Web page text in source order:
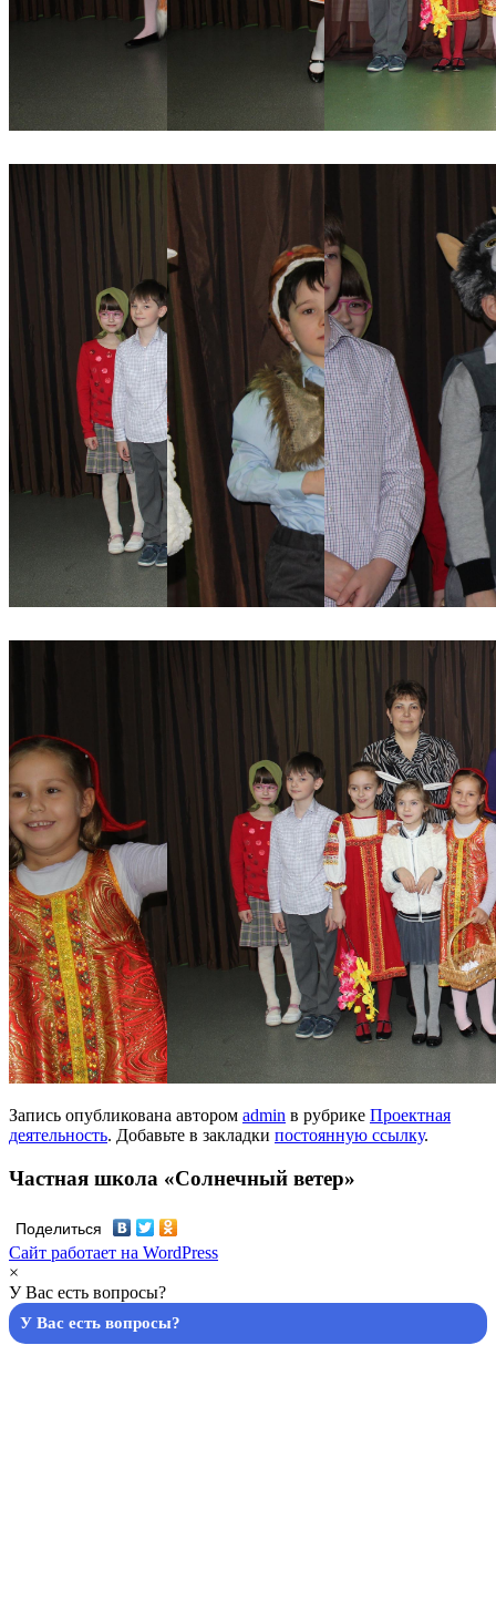
Запись опубликована автором admin в рубрике Проектная
деятельность. Добавьте в закладки постоянную ссылку.
Частная школа «Солнечный ветер»
Поделиться
Сайт работает на WordPress
×
У Вас есть вопросы?
У Вас есть вопросы?